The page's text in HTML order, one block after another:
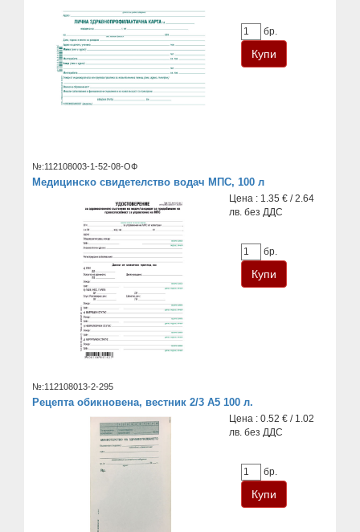
бр.
№:112108003-1-52-08-ОФ
Медицинско свидетелство водач МПС, 100 л
Цена : 1.35 € / 2.64
лв. без ДДС
бр.
№:112108013-2-295
Рецепта обикновена, вестник 2/3 А5 100 л.
Цена : 0.52 € / 1.02
лв. без ДДС
бр.